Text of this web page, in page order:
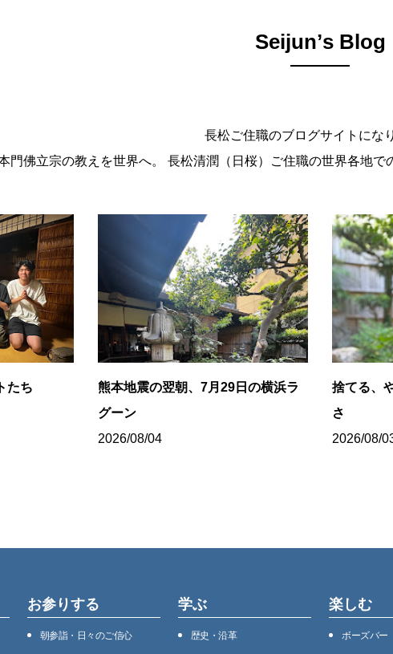
Seijunʼs Blog
長松ご住職のブログサイトにな
門佛立宗の教えを世界へ。 長松清潤（日桜）ご住職の世界各地で
たち
熊本地震の翌朝、7月29日の横浜ラ
グーン
2026/08/04
捨てる、
さ
2026/08/
お参りする
朝参詣・日々のご信心
学ぶ
歴史・沿⾰
楽しむ
ボーズバー